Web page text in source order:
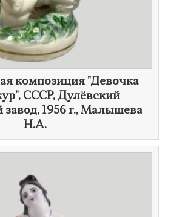
композиция "​Девочка
СССР, Дулёвский
1956 г., Малышева
Н.А.